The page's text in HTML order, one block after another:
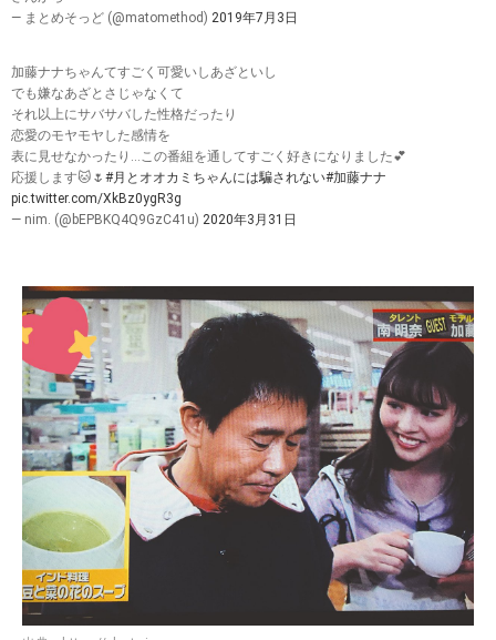
— まとめそっど (@matomethod) 2019年7月3日
加藤ナナちゃんてすごく可愛いしあざといし
でも嫌なあざとさじゃなくて
それ以上にサバサバした性格だったり
恋愛のモヤモヤした感情を
表に見せなかったり…この番組を通してすごく好きになりました💕
応援します🐱🌷 #月とオオカミちゃんには騙されない#加藤ナナ
pic.twitter.com/XkBz0ygR3g
— nim. (@bEPBKQ4Q9GzC41u) 2020年3月31日